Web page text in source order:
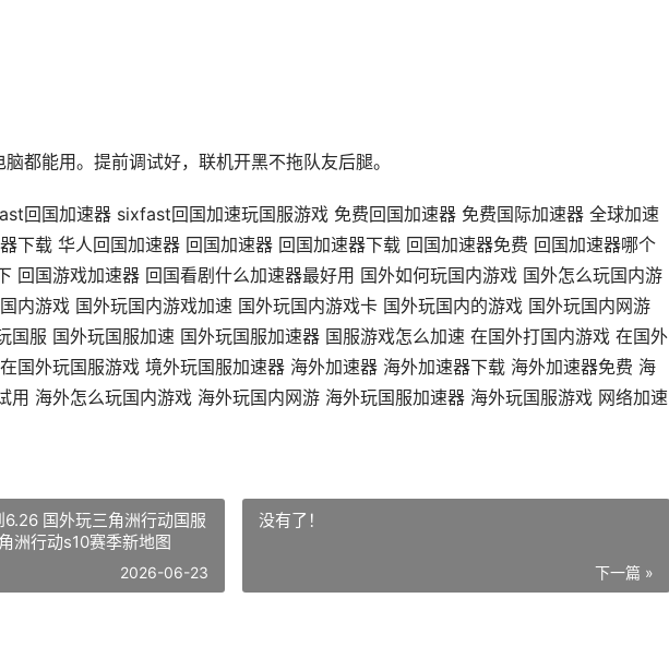
都能用。提前调试好，联机开黑不拖队友后腿。
回国加速器 sixfast回国加速玩国服游戏 免费回国加速器 免费国际加速器 全球加速
下载 华人回国加速器 回国加速器 回国加速器下载 回国加速器免费 回国加速器哪个
回国游戏加速器 回国看剧什么加速器最好用 国外如何玩国内游戏 国外怎么玩国内游
内游戏 国外玩国内游戏加速 国外玩国内游戏卡 国外玩国内的游戏 国外玩国内网游
国服 国外玩国服加速 国外玩国服加速器 国服游戏怎么加速 在国外打国内游戏 在国外
国外玩国服游戏 境外玩国服加速器 海外加速器 海外加速器下载 海外加速器免费 海
用 海外怎么玩国内游戏 海外玩国内网游 海外玩国服加速器 海外玩国服游戏 网络加速
动国服
洲行动s10赛季新地图
2026-06-23
没有了！
下一篇 »